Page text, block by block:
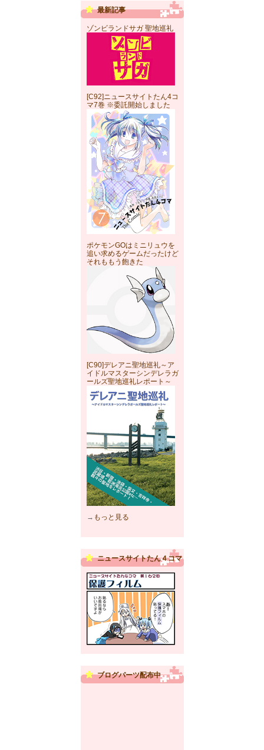
最新記事
ゾンビランドサガ 聖地巡礼
[C92]ニュースサイトたん4コ
マ7巻 ※委託開始しました
ポケモンGOはミニリュウを
追い求めるゲームだったけど
それももう飽きた
[C90]デレアニ聖地巡礼～ア
イドルマスターシンデレラガ
ールズ聖地巡礼レポート～
→ もっと見る
ニュースサイトたん４コマ
ブログパーツ配布中